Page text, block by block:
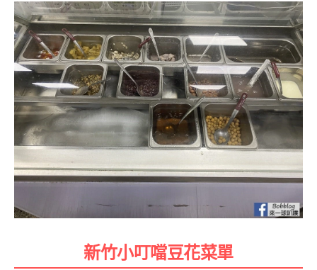
新竹小叮噹豆花菜單